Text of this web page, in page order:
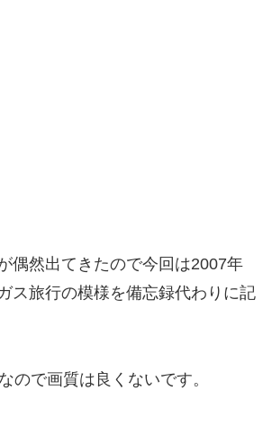
偶然出てきたので今回は2007年
ス旅行の模様を備忘録代わりに記
ので画質は良くないです。